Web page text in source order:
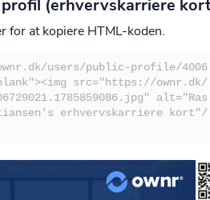
(erhvervskarriere
for at kopiere HTML-koden.
users/public-profile/4006
src="https://ownr.dk/
alt="Ras
erhvervskarriere kort"/